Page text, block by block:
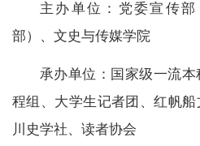
主办单位：党委宣传
部）、文史与传媒学院
承办单位：国家级一流
程组、大学生记者团、红帆
川史学社、读者协会